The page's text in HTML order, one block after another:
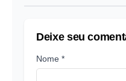
Deixe seu
Nome *